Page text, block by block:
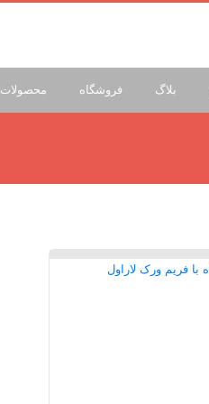
بلاگ فروشگاه محصولات